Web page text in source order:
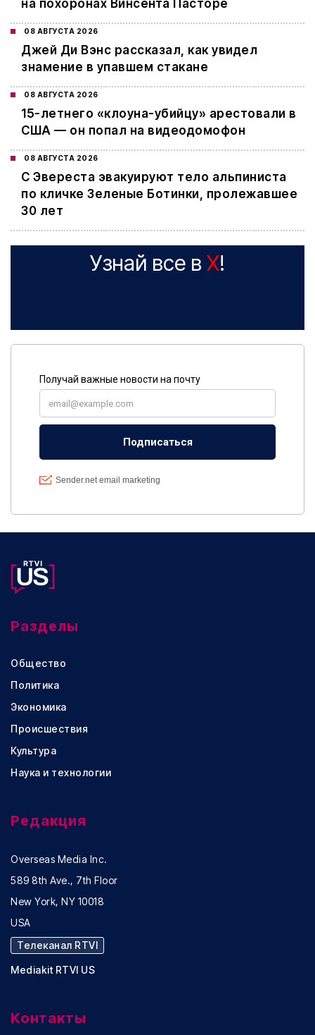
на похоронах Винсента Пасторе
08 АВГУСТА 2026
Джей Ди Вэнс рассказал, как увидел
знамение в упавшем стакане
08 АВГУСТА 2026
15-летнего «клоуна-убийцу» арестовали в
США — он попал на видеодомофон
08 АВГУСТА 2026
С Эвереста эвакуируют тело альпиниста
по кличке Зеленые Ботинки, пролежавшее
30 лет
Узнай все в X!
Разделы
Общество
Политика
Экономика
Происшествия
Культура
Наука и технологии
Редакция
Overseas Media Inc.
589 8th Ave., 7th Floor
New York, NY 10018
USA
Телеканал RTVI
Mediakit RTVI US
Контакты